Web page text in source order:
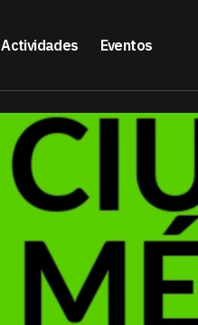
Actividades Eventos